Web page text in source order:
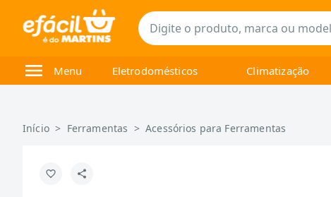
Menu Eletrodomésticos Climatização
Início > Ferramentas >Acessórios para Ferramentas